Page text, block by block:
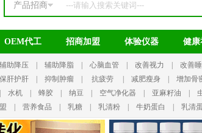
产品招商
OEM代工 招商加盟 体验仪器 健康
辅助降压 辅助降脂 心脑血管 改善视力 改善
保肝护肝 抑制肿瘤 抗疲劳 减肥瘦身 增加骨
水机 蜂胶 纳豆 空气净化器 亚麻籽油
营养食品 乳糖 乳清粉 牛奶蛋白 乳清